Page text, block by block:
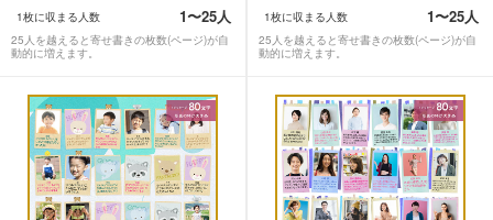
1枚に収まる人数 1〜25人
25人を越えると寄せ書きの枚数(ページ)が自
動的に増えます。
1枚に収まる人数 1〜25人
25人を越えると寄せ書きの枚数(ページ)が自
動的に増えます。